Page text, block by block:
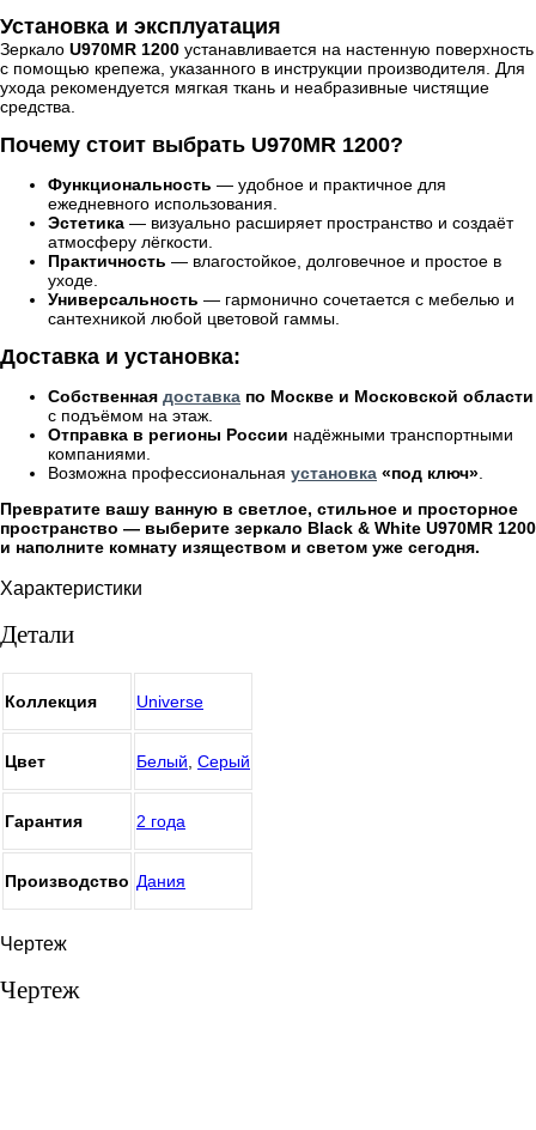
Установка и эксплуатация
Зеркало U970MR 1200 устанавливается на настенную поверхность
с помощью крепежа, указанного в инструкции производителя. Для
ухода рекомендуется мягкая ткань и неабразивные чистящие
средства.
Почему стоит выбрать U970MR 1200?
Функциональность — удобное и практичное для
ежедневного использования.
Эстетика — визуально расширяет пространство и создаёт
атмосферу лёгкости.
Практичность — влагостойкое, долговечное и простое в
уходе.
Универсальность — гармонично сочетается с мебелью и
сантехникой любой цветовой гаммы.
Доставка и установка:
Собственная доставка по Москве и Московской области
с подъёмом на этаж.
Отправка в регионы России надёжными транспортными
компаниями.
Возможна профессиональная установка «под ключ».
Превратите вашу ванную в светлое, стильное и просторное
пространство — выберите зеркало Black & White U970MR 1200
и наполните комнату изяществом и светом уже сегодня.
Характеристики
Детали
Коллекция Universe
Цвет Белый, Серый
Гарантия 2 года
Производство Дания
Чертеж
Чертеж